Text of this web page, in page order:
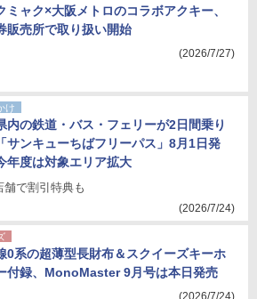
ミャク×大阪メトロのコラボアクキー、
販売所で取り扱い開始
(2026/7/27)
け
内の鉄道・バス・フェリーが2日間乗り
サンキューちばフリーパス」8月1日発
年度は対象エリア拡大
舗で割引特典も
(2026/7/24)
0系の超薄型長財布＆スクイーズキーホ
付録、MonoMaster 9月号は本日発売
(2026/7/24)